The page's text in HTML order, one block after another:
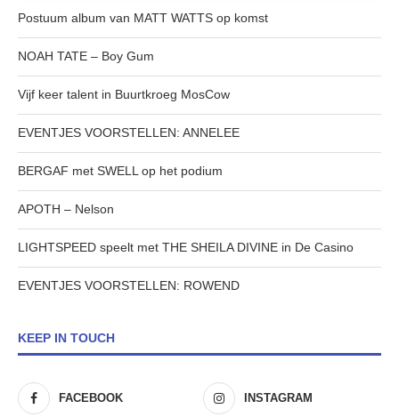
Postuum album van MATT WATTS op komst
NOAH TATE – Boy Gum
Vijf keer talent in Buurtkroeg MosCow
EVENTJES VOORSTELLEN: ANNELEE
BERGAF met SWELL op het podium
APOTH – Nelson
LIGHTSPEED speelt met THE SHEILA DIVINE in De Casino
EVENTJES VOORSTELLEN: ROWEND
KEEP IN TOUCH
FACEBOOK INSTAGRAM